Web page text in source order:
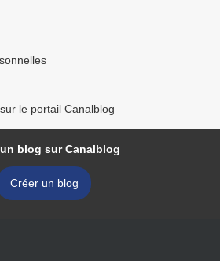
le portail Canalblog
blog sur Canalblog
Créer un blog